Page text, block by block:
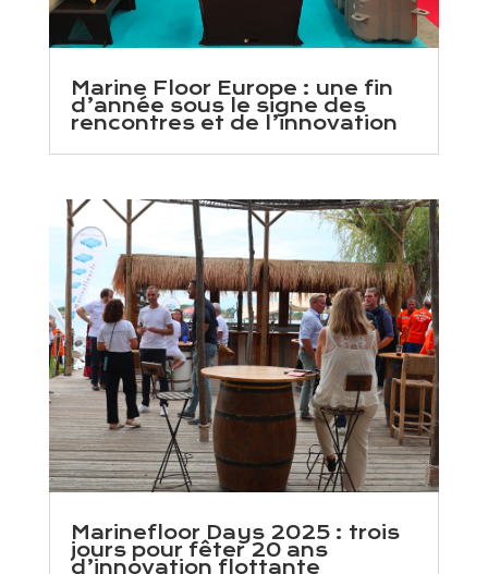
Marine Floor Europe : une fin
d’année sous le signe des
rencontres et de l’innovation
Marinefloor Days 2025 : trois
jours pour fêter 20 ans
d’innovation flottante